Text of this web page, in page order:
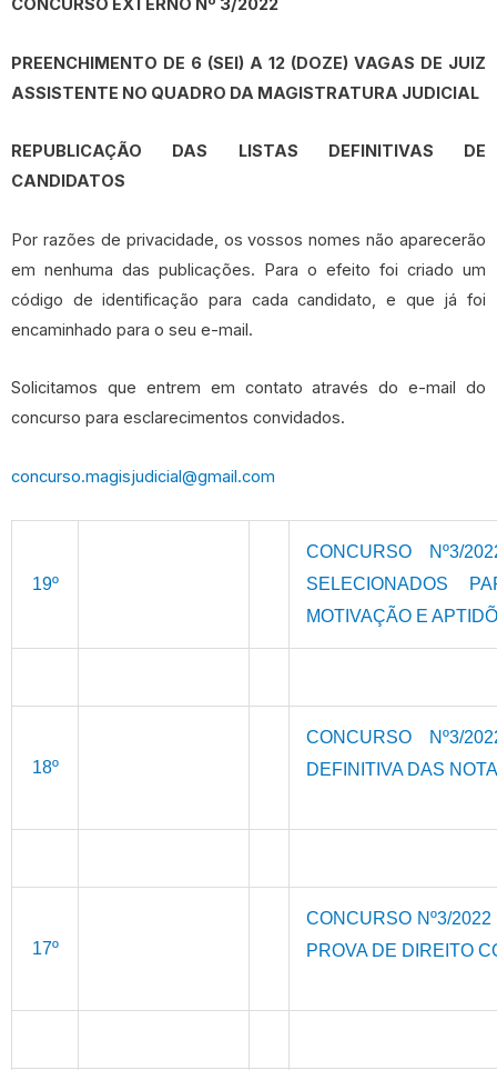
CONCURSO EXTERNO Nº 3/2022
PREENCHIMENTO DE 6 (SEI) A 12 (DOZE) VAGAS DE JUIZ
ASSISTENTE NO QUADRO DA MAGISTRATURA JUDICIAL
REPUBLICAÇÃO DAS LISTAS DEFINITIVAS DE
CANDIDATOS
Por razões de privacidade, os vossos nomes não aparecerão
em nenhuma das publicações. Para o efeito foi criado um
código de identificação para cada candidato, e que já foi
encaminhado para o seu e-mail.
Solicitamos que entrem em contato através do e-mail do
concurso para esclarecimentos convidados.
concurso.magisjudicial@gmail.com
19º
CONCURSO Nº3/
SELECIONADOS
MOTIVAÇÃO E
18º
CONCURSO Nº3/
DEFINITIVA DAS
17º
CONCURSO Nº3/
PROVA DE DIREITO